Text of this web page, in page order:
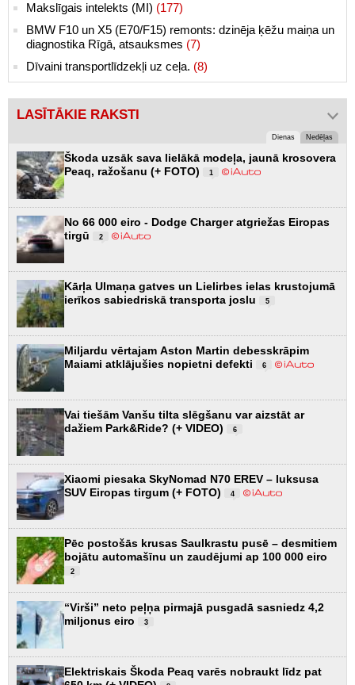
Makslīgais intelekts (MI) (177)
BMW F10 un X5 (E70/F15) remonts: dzinēja ķēžu maiņa un
diagnostika Rīgā, atsauksmes (7)
Dīvaini transportlīdzekļi uz ceļa. (8)
LASĪTĀKIE RAKSTI
Dienas Nedēļas
Škoda uzsāk sava lielākā modeļa, jaunā krosovera
Peaq, ražošanu (+ FOTO)
1
No 66 000 eiro - Dodge Charger atgriežas Eiropas
tirgū
2
Kārļa Ulmaņa gatves un Lielirbes ielas krustojumā
ierīkos sabiedriskā transporta joslu
5
Miljardu vērtajam Aston Martin debesskrāpim
Maiami atklājušies nopietni defekti
6
Vai tiešām Vanšu tilta slēgšanu var aizstāt ar
dažiem Park&Ride? (+ VIDEO)
6
Xiaomi piesaka SkyNomad N70 EREV – luksusa
SUV Eiropas tirgum (+ FOTO)
4
Pēc postošās krusas Saulkrastu pusē – desmitiem
bojātu automašīnu un zaudējumi ap 100 000 eiro
2
“Virši” neto peļņa pirmajā pusgadā sasniedz 4,2
miljonus eiro
3
Elektriskais Škoda Peaq varēs nobraukt līdz pat